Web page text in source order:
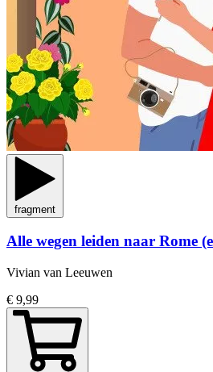
fragment
Alle wegen leiden naar Rome
Vivian van Leeuwen
€ 9,99